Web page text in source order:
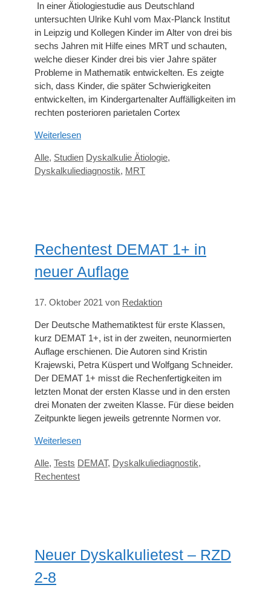
In einer Ätiologiestudie aus Deutschland
untersuchten Ulrike Kuhl vom Max-Planck Institut
in Leipzig und Kollegen Kinder im Alter von drei bis
sechs Jahren mit Hilfe eines MRT und schauten,
welche dieser Kinder drei bis vier Jahre später
Probleme in Mathematik entwickelten. Es zeigte
sich, dass Kinder, die später Schwierigkeiten
entwickelten, im Kindergartenalter Auffälligkeiten im
rechten posterioren parietalen Cortex
Weiterlesen
Kategorien
Alle, Studien Schlagwörter
Dyskalkulie Ätiologie,
Dyskalkuliediagnostik, MRT
Rechentest DEMAT 1+ in
neuer Auflage
17. Oktober 2021 von Redaktion
Der Deutsche Mathematiktest für erste Klassen,
kurz DEMAT 1+, ist in der zweiten, neunormierten
Auflage erschienen. Die Autoren sind Kristin
Krajewski, Petra Küspert und Wolfgang Schneider.
Der DEMAT 1+ misst die Rechenfertigkeiten im
letzten Monat der ersten Klasse und in den ersten
drei Monaten der zweiten Klasse. Für diese beiden
Zeitpunkte liegen jeweils getrennte Normen vor.
Weiterlesen
Kategorien
Alle, Tests Schlagwörter
DEMAT, Dyskalkuliediagnostik,
Rechentest
Neuer Dyskalkulietest – RZD
2-8